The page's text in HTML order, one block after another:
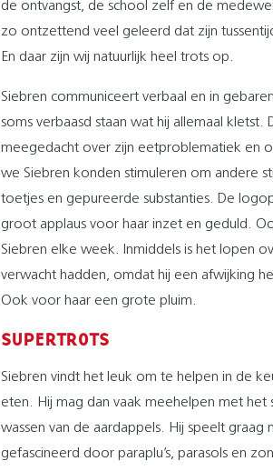
de ontvangst, de school zelf en de
zo ontzettend veel geleerd dat zijn
En daar zijn wij natuurlijk heel trots op.
Siebren communiceert verbaal en in
soms verbaasd staan wat hij allemaal
meegedacht over zijn eetproblematiek en
we Siebren konden stimuleren om andere
toetjes en gepureerde substanties. De
groot applaus voor haar inzet en geduld.
Siebren elke week. Inmiddels is het lopen
verwacht hadden, omdat hij een afwijking
Ook voor haar een grote pluim.
SUPERTROTS
Siebren vindt het leuk om te helpen in de
eten. Hij mag dan vaak meehelpen met het
wassen van de aardappels. Hij speelt graag
gefascineerd door paraplu’s, parasols en